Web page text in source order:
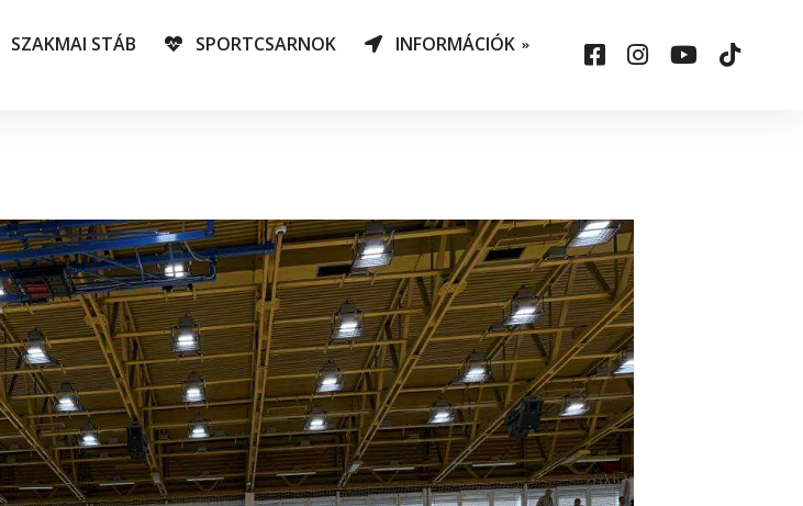
SZAKMAI STÁB SPORTCSARNOK INFORMÁCIÓK
Társadalmi felelősség
vállalás
Csepelauto